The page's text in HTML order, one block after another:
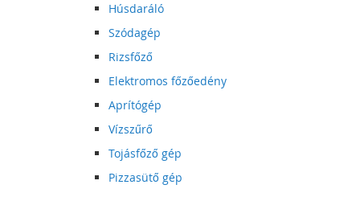
Húsdaráló
Szódagép
Rizsfőző
Elektromos főzőedény
Aprítógép
Vízszűrő
Tojásfőző gép
Pizzasütő gép